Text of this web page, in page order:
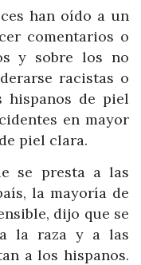
han oído a un
comentarios o
y sobre los no
racistas o
hispanos de piel
en mayor
piel clara.
se presta a las
la mayoría de
dijo que se
la raza y a las
a los hispanos.